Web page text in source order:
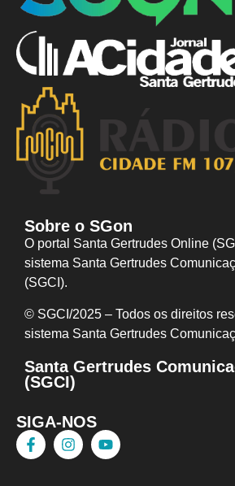
Sobre o SGon
O portal Santa Gertrudes Online
sistema Santa Gertrudes
(SGCI).
© SGCI/2025 – Todos os direitos
sistema Santa Gertrudes
Santa Gertrudes
(SGCI)
SIGA-NOS